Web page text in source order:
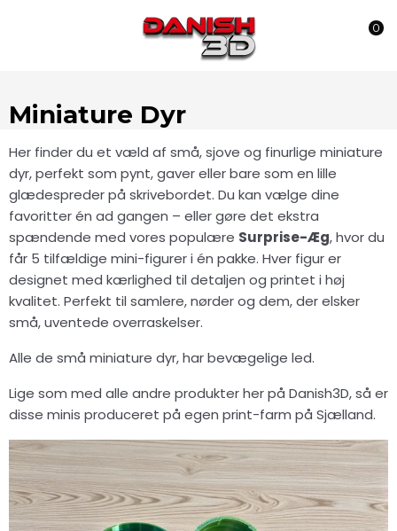
0
Miniature Dyr
Her finder du et væld af små, sjove og finurlige miniature
dyr, perfekt som pynt, gaver eller bare som en lille
glædespreder på skrivebordet. Du kan vælge dine
favoritter én ad gangen – eller gøre det ekstra
spændende med vores populære Surprise-Æg, hvor du
får 5 tilfældige mini-figurer i én pakke. Hver figur er
designet med kærlighed til detaljen og printet i høj
kvalitet. Perfekt til samlere, nørder og dem, der elsker
små, uventede overraskelser.
Alle de små miniature dyr, har bevægelige led.
Lige som med alle andre produkter her på Danish3D, så er
disse minis produceret på egen print-farm på Sjælland.